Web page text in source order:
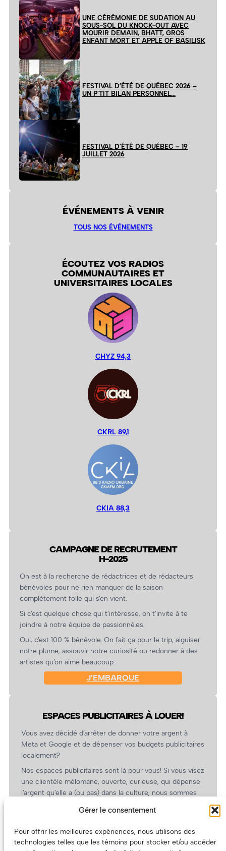
Gérer le consentement
Pour offrir les meilleures expériences, nous utilisons des
technologies telles que les témoins pour stocker et/ou accéder
UNE CÉRÉMONIE DE SUDATION AU
SOUS-SOL DU KNOCK-OUT AVEC
MOURIR DEMAIN, BHATT, GROS
ENFANT MORT ET APPLE OF BASILISK
FESTIVAL D’ÉTÉ DE QUÉBEC 2026 –
UN P’TIT BILAN PERSONNEL…
FESTIVAL D’ÉTÉ DE QUÉBEC – 19
JUILLET 2026
ÉVÉNEMENTS À VENIR
TOUS NOS ÉVÉNEMENTS
ÉCOUTEZ VOS RADIOS
COMMUNAUTAIRES ET
UNIVERSITAIRES LOCALES
CHYZ 94,3
CKRL 89,1
CKIA 88,3
CAMPAGNE DE RECRUTEMENT
H-2025
On est à la recherche de rédactrices et de rédacteurs
bénévoles pour ne rien manquer de la saison
complètement folle qui s’en vient.
Si c’est quelque chose qui t’intéresse, on t’invite à te
joindre à notre équipe de passionné.es.
Oui, c’est 100 % bénévole. On fait ça pour le trip, aiguiser
notre plume, assouvir notre curiosité ou redonner à des
artistes qu’on aime beaucoup.
J’EMBARQUE
ESPACES PUBLICITAIRES À LOUER!
Vous avez décidé d’arrêter de donner votre argent à
Meta et Google et de dépenser vos budgets publicitaires
localement?
Nos espaces publicitaires sont là pour vous! Si vous visez
une clientèle mélomane, ouverte, curieuse, qui dépense
l’argent qu’elle a (ou pas) dans la culture, nous sommes
revient.
(Oui, on va avoir des tarifs spéciaux pour vous, les